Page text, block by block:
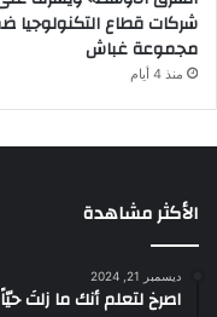
شركات قطاع التكنولوجيا
مجموعة غباش
منذ 4 أيام
الأكثر مشاهدة
ديسمبر 21, 2024
‫اصرخ لتعلم أنك ما زلتَ